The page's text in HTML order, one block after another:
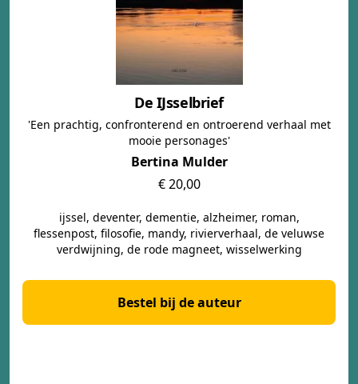
De IJsselbrief
'Een prachtig, confronterend en ontroerend verhaal met
mooie personages'
Bertina Mulder
€ 20,00
ijssel, deventer, dementie, alzheimer, roman,
flessenpost, filosofie, mandy, rivierverhaal, de veluwse
verdwijning, de rode magneet, wisselwerking
Bestel bij de auteur